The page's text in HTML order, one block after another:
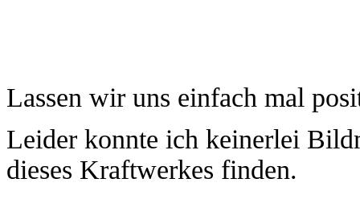
Lassen wir uns einfach mal
Leider konnte ich keinerlei
dieses Kraftwerkes finden.